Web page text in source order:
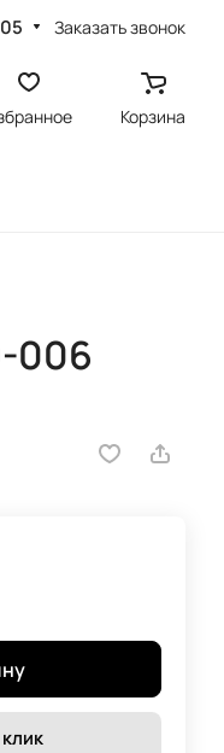
Заказать звонок
Корзина
006
клик